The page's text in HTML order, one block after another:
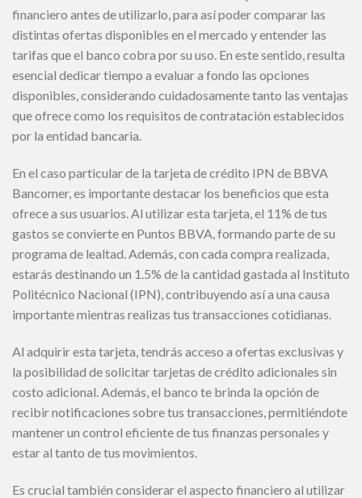
financiero antes de utilizarlo, para así poder comparar las
distintas ofertas disponibles en el mercado y entender las
tarifas que el banco cobra por su uso. En este sentido, resulta
esencial dedicar tiempo a evaluar a fondo las opciones
disponibles, considerando cuidadosamente tanto las ventajas
que ofrece como los requisitos de contratación establecidos
por la entidad bancaria.
En el caso particular de la tarjeta de crédito IPN de BBVA
Bancomer, es importante destacar los beneficios que esta
ofrece a sus usuarios. Al utilizar esta tarjeta, el 11% de tus
gastos se convierte en Puntos BBVA, formando parte de su
programa de lealtad. Además, con cada compra realizada,
estarás destinando un 1.5% de la cantidad gastada al Instituto
Politécnico Nacional (IPN), contribuyendo así a una causa
importante mientras realizas tus transacciones cotidianas.
Al adquirir esta tarjeta, tendrás acceso a ofertas exclusivas y
la posibilidad de solicitar tarjetas de crédito adicionales sin
costo adicional. Además, el banco te brinda la opción de
recibir notificaciones sobre tus transacciones, permitiéndote
mantener un control eficiente de tus finanzas personales y
estar al tanto de tus movimientos.
Es crucial también considerar el aspecto financiero al utilizar